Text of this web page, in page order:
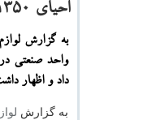
احیای ۱۳۵۰ واحد صنعتی تا آخر سال
واحد صنعتی
داد و اظهار
به گزارش